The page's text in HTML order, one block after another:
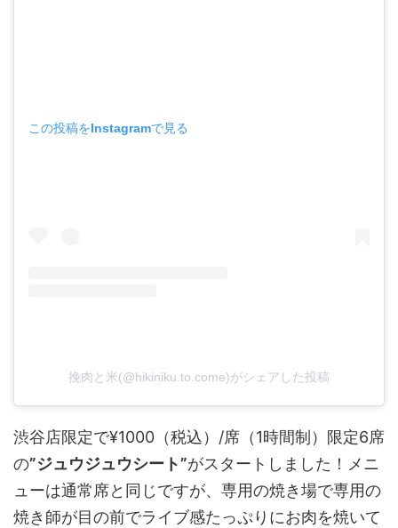
この投稿をInstagramで見る
挽肉と米(@hikiniku.to.come)がシェアした投稿
渋谷店限定で¥1000（税込）/席（1時間制）限定6席
の”ジュウジュウシート”がスタートしました！メニ
ューは通常席と同じですが、専用の焼き場で専用の
焼き師が目の前でライブ感たっぷりにお肉を焼いて